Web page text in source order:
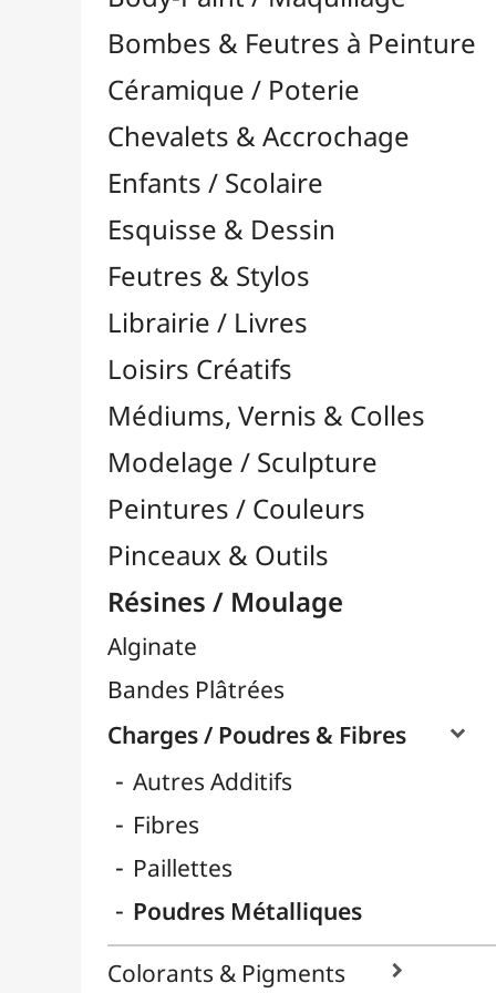
Feutres & Stylos
Librairie / Livres
Loisirs Créatifs
Médiums, Vernis & Colles
Modelage / Sculpture
Peintures / Couleurs
Résines / Moulage
Alginate
Charges / Poudres & Fibres

Autres Additifs
Fibres
Paillettes
Colorants & Pigments
Divers
Huiles & Solvants
Latex
Livres Résines & Moulage
Papier Mâcher / Bois
Plastiline
Plâtres & Masses
Powertex
Résines Acryliques
Résines Diverses
Résines UV
Silicones
Thermoflexibles